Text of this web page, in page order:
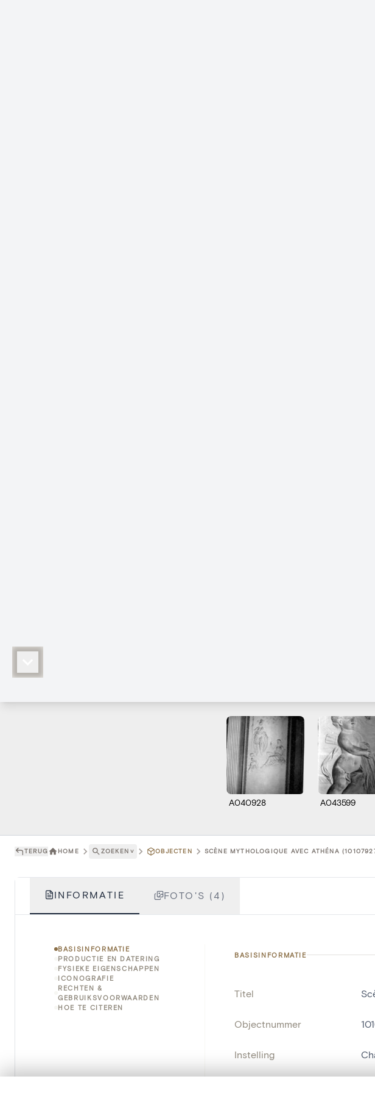
A040928 A043599
TERUG HOME ZOEKEN ˅ OBJECTEN SCÈNE MYTHOLOGIQUE AVEC ATHÉNA
INFORMATIE FOTO'S (4)
BASISINFORMATIE
PRODUCTIE EN DATERING
FYSIEKE EIGENSCHAPPEN
ICONOGRAFIE
RECHTEN &
GEBRUIKSVOORWAARDEN
HOE TE CITEREN
BASISINFORMATIE
Titel
Objectnummer
Instelling